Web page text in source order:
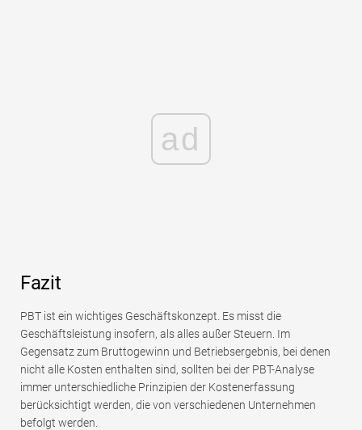
ad
Fazit
PBT ist ein wichtiges Geschäftskonzept. Es misst die
Geschäftsleistung insofern, als alles außer Steuern. Im
Gegensatz zum Bruttogewinn und Betriebsergebnis, bei denen
nicht alle Kosten enthalten sind, sollten bei der PBT-Analyse
immer unterschiedliche Prinzipien der Kostenerfassung
berücksichtigt werden, die von verschiedenen Unternehmen
befolgt werden.